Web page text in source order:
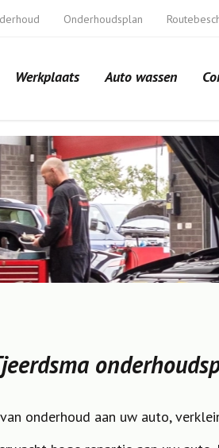
Onderhoudsplan
Werkplaats Auto wassen
onderhoud aan uw auto,